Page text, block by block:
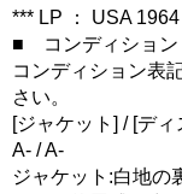
*** LP ： USA
■ コンディショ
コンディション表
さい。
[ジャケット] / [ディ
A- / A-
ジャケット:白地の